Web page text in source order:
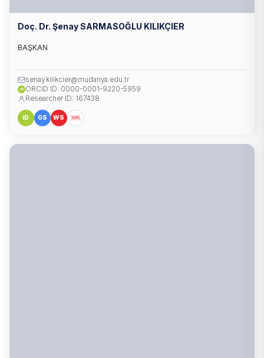
Doç. Dr. Şenay SARMASOĞLU KILIKÇIER
BAŞKAN
senay.kilikcier@mudanya.edu.tr
iD ORCID ID: 0000-0001-9220-5959
Researcher ID: 167438
iD GS WS